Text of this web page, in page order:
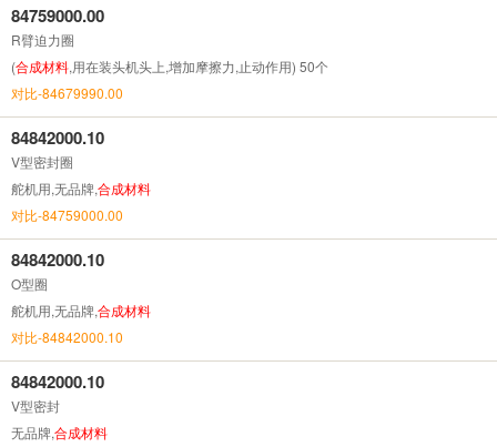
84759000.00
R臂迫力圈
(合成材料,用在装头机头上,增加摩擦力,止动作用) 50个
对比-84679990.00
84842000.10
V型密封圈
舵机用,无品牌,合成材料
对比-84759000.00
84842000.10
O型圈
舵机用,无品牌,合成材料
对比-84842000.10
84842000.10
V型密封
无品牌,合成材料